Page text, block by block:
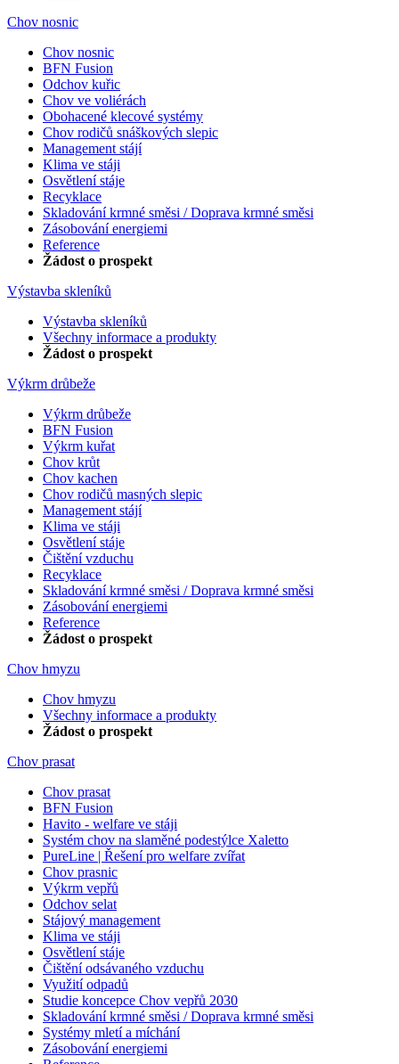
Chov nosnic
Chov nosnic
BFN Fusion
Odchov kuřic
Chov ve voliérách
Obohacené klecové systémy
Chov rodičů snáškových slepic
Management stájí
Klima ve stáji
Osvětlení stáje
Recyklace
Skladování krmné směsi / Doprava krmné směsi
Zásobování energiemi
Reference
Žádost o prospekt
Výstavba skleníků
Výstavba skleníků
Všechny informace a produkty
Žádost o prospekt
Výkrm drůbeže
Výkrm drůbeže
BFN Fusion
Výkrm kuřat
Chov krůt
Chov kachen
Chov rodičů masných slepic
Management stájí
Klima ve stáji
Osvětlení stáje
Čištění vzduchu
Recyklace
Skladování krmné směsi / Doprava krmné směsi
Zásobování energiemi
Reference
Žádost o prospekt
Chov hmyzu
Chov hmyzu
Všechny informace a produkty
Žádost o prospekt
Chov prasat
Chov prasat
BFN Fusion
Havito - welfare ve stáji
Systém chov na slaměné podestýlce Xaletto
PureLine | Řešení pro welfare zvířat
Chov prasnic
Výkrm vepřů
Odchov selat
Stájový management
Klima ve stáji
Osvětlení stáje
Čištění odsávaného vzduchu
Využití odpadů
Studie koncepce Chov vepřů 2030
Skladování krmné směsi / Doprava krmné směsi
Systémy mletí a míchání
Zásobování energiemi